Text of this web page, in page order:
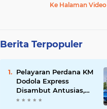
Ke Halaman Video
Berita Terpopuler
Pelayaran Perdana KM
Dodola Express
Disambut Antusias,
Baling-Baling Segera